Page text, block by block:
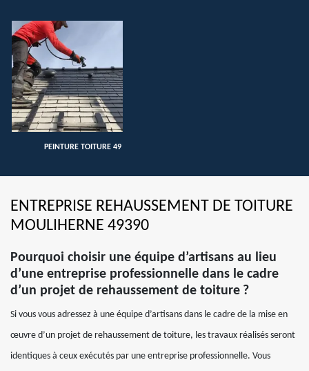
PEINTURE TOITURE 49
ENTREPRISE REHAUSSEMENT DE TOITURE
MOULIHERNE 49390
Pourquoi choisir une équipe d’artisans au lieu
d’une entreprise professionnelle dans le cadre
d’un projet de rehaussement de toiture ?
Si vous vous adressez à une équipe d’artisans dans le cadre de la mise en
œuvre d’un projet de rehaussement de toiture, les travaux réalisés seront
identiques à ceux exécutés par une entreprise professionnelle. Vous